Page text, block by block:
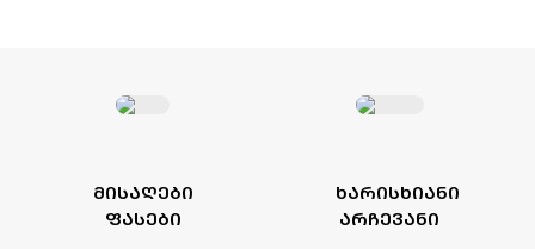
ᲮᲐᲠᲘᲡᲮᲘᲐᲜᲘ
ᲐᲠᲩᲔᲕᲐᲜᲘ
ᲛᲘᲡᲐᲦᲔᲑᲘ
ᲤᲐᲡᲔᲑᲘ